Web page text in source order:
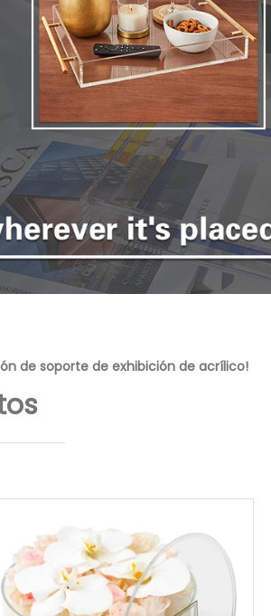
de soporte de exhibición de acrílico!